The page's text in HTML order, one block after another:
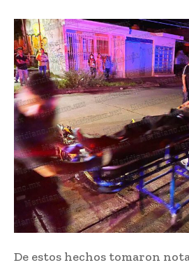
De estos hechos tomaron